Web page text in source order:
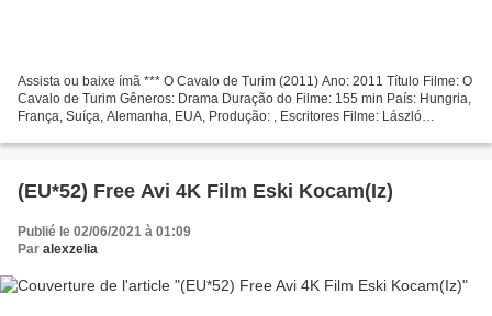
Assista ou baixe ímã *** O Cavalo de Turim (2011) Ano: 2011 Título Filme: O
Cavalo de Turim Gêneros: Drama Duração do Filme: 155 min País: Hungria,
França, Suíça, Alemanha, EUA, Produção: , Escritores Filme: László
(EU*52) Free Avi 4K Film Eski Kocam(Iz)
Publié le 02/06/2021 à 01:09
Par alexzelia